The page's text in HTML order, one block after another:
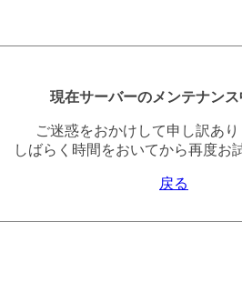
現在サーバーのメンテナンス
ご迷惑をおかけして申し訳あり
しばらく時間をおいてから再度お
戻る